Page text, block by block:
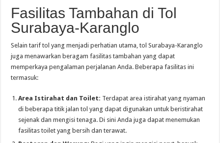
Fasilitas Tambahan di Tol
Surabaya-Karanglo
Selain tarif tol yang menjadi perhatian utama, tol Surabaya-Karanglo
juga menawarkan beragam fasilitas tambahan yang dapat
memperkaya pengalaman perjalanan Anda. Beberapa fasilitas ini
termasuk:
Area Istirahat dan Toilet: Terdapat area istirahat yang nyaman
di beberapa titik jalan tol yang dapat digunakan untuk beristirahat
sejenak dan mengisi tenaga. Di sini Anda juga dapat menemukan
fasilitas toilet yang bersih dan terawat.